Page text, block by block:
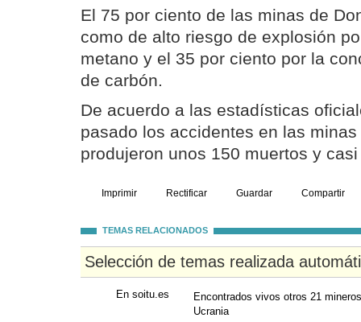
El 75 por ciento de las minas de
como de alto riesgo de explosión
metano y el 35 por ciento por la
de carbón.
De acuerdo a las estadísticas
pasado los accidentes en las
produjeron unos 150 muertos y
Imprimir Rectificar Guardar Compartir
TEMAS RELACIONADOS
Selección de temas realizada
En soitu.es
Encontrados vivos otros 21
Ucrania